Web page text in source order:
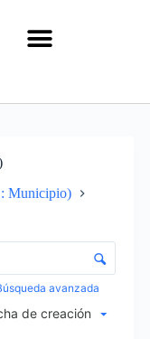
Municipio)
avanzada
de creación